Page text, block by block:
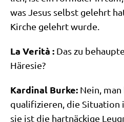
was Jesus selbst gelehrt
Kir­che gelehrt wurde.
La Veri­tà : Das zu
Häresie?
Kar­di­nal Bur­ke: Nein,
qua­li­fi­zie­ren, die Situa­ti­on
sie ist die hart­näcki­ge